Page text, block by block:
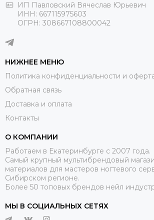
ИП Павловский Вячеслав Юрьевич
ИНН: 667115975603
ОГРН: 308667108800042
НИЖНЕЕ МЕНЮ
Политика конфиденциальности и
Обратная связь
Доставка и оплата
Контакты
О КОМПАНИИ
Работаем в Екатеринбурге с 2007 года.
Самый крупный мультибрендовый
материалов для мастеров ногтевого
Сибирском регионе.
Более 50 топовых брендов нейл
МЫ В СОЦИАЛЬНЫХ СЕТЯХ